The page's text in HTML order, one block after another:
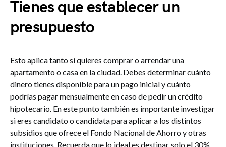
Tienes que establecer un
presupuesto
Esto aplica tanto si quieres comprar o arrendar una
apartamento o casa en la ciudad. Debes determinar cuánto
dinero tienes disponible para un pago inicial y cuánto
podrías pagar mensualmente en caso de pedir un crédito
hipotecario. En este punto también es importante investigar
si eres candidato o candidata para aplicar a los distintos
subsidios que ofrece el Fondo Nacional de Ahorro y otras
instituciones. Recuerda que lo ideal es destinar solo el 30%